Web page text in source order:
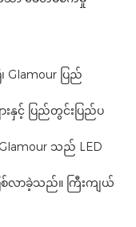
ပြည်
းနှင့် ပြည်တွင်းပြည်ပ
သည် LED
စ်လာခဲ့သည်။ ကြီးကျယ်